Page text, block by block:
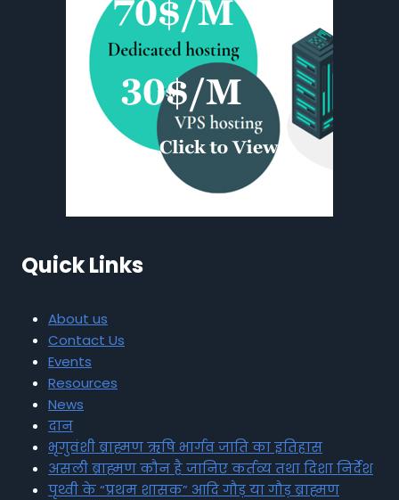
Quick Links
About us
Contact Us
Events
Resources
News
दान
भृगुवंशी ब्राह्मण ऋषि भार्गव जाति का इतिहास
असली ब्राह्मण कौन है जानिए कर्तव्य तथा दिशा निर्देश
पृथ्वी के “प्रथम शासक” आदि गौड़ या गौड़ ब्राह्मण